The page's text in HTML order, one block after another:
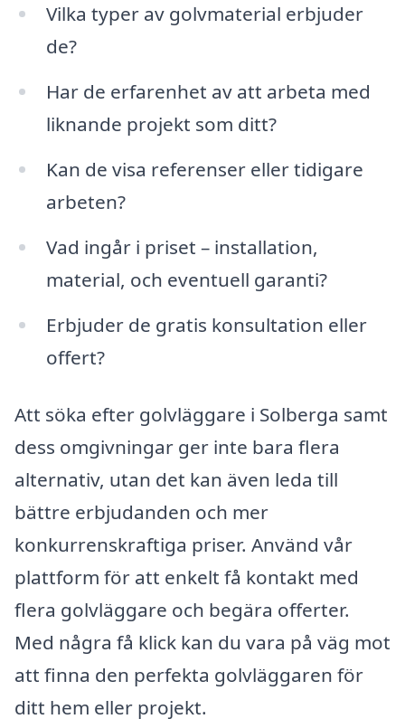
Vilka typer av golvmaterial erbjuder
de?
Har de erfarenhet av att arbeta med
liknande projekt som ditt?
Kan de visa referenser eller tidigare
arbeten?
Vad ingår i priset – installation,
material, och eventuell garanti?
Erbjuder de gratis konsultation eller
offert?
Att söka efter golvläggare i Solberga samt
dess omgivningar ger inte bara flera
alternativ, utan det kan även leda till
bättre erbjudanden och mer
konkurrenskraftiga priser. Använd vår
plattform för att enkelt få kontakt med
flera golvläggare och begära offerter.
Med några få klick kan du vara på väg mot
att finna den perfekta golvläggaren för
ditt hem eller projekt.